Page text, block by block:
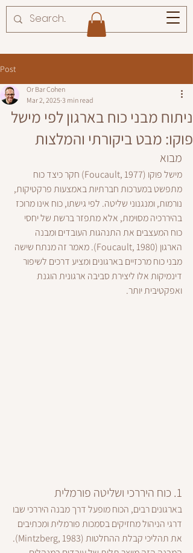
Post
ניתוח מבני כוח בארגון לפי מישל
פוקו: מבט ביקורתי והמלצות
Or Bar Cohen
Mar 2, 2025 3 min read
מבוא
מישל פוקו (Foucault, 1977) חקר כיצד כוח
מתפשט במערכות חברתיות באמצעות פרקטיקות,
נורמות, ומנגנוני שליטה. לפי גישתו, כוח אינו מרוכז
בהיררכיה מסוימת, אלא מתפזר ברשת של יחסי
כוח המעצבים את התנהגות העובדים ומבנה
הארגון (Foucault, 1980). מאמר זה מנתח שישה
מבני כוח מרכזיים בארגונים ומציע דרכים לשיפור
דינמיקות אלו ליצירת סביבה ארגונית הוגנת
ואפקטיבית יותר.
1. כוח היררכי ושליטה פורמלית
בארגונים רבים, הכוח מופעל דרך מבנה היררכי שבו
דרגי הניהול מחזיקים בסמכות פורמלית ומכתיבים
את תהליכי קבלת ההחלטות (Mintzberg, 1983).